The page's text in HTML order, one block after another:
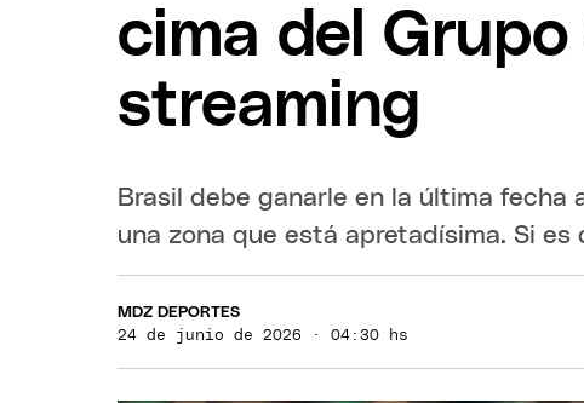
cima del
streaming
Brasil debe ganarle en la última fecha
una zona que está apretadísima. Si
MDZ DEPORTES
24 de junio de 2026 · 04:30 hs